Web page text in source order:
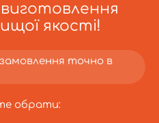
якості!
точно в
обрати: